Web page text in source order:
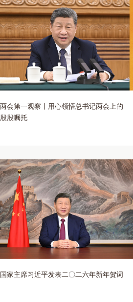
两会第一观察丨用心领悟总书记两会上的
殷殷嘱托
国家主席习近平发表二〇二六年新年贺词